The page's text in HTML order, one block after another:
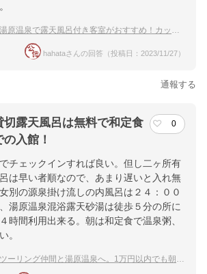
湯原温泉で露天風呂付き客室がおすすめ！カップルで泊まりたい温泉宿は？
hahataさんの回答（投稿日：2023/11/27）
通報する
切露天風呂は無料で和定食
入館！
0
チェックインすれば良い。但し二ヶ所有
は早い者順なので、あまり遅いと入れ無
別の源泉掛け流しの内風呂は２４：００
湯原温泉混浴露天砂湯は徒歩５分の所に
時間利用出来る。朝は和定食で温泉粥、
。
ツーリング仲間と湯原温泉へ。1万円以内でも朝食が付くプランのある宿を探しています！